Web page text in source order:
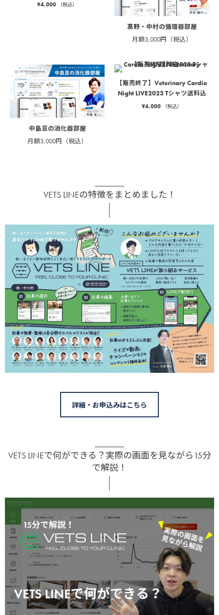
¥4,000 （税込）
髙野・中村の循環器部屋
月額3,000円（税込）
中島亘の消化器部屋
月額3,000円（税込）
【販売終了】Veterinary Cardio
Night LIVE2023 Tシャツ送料込
¥4,000 （税込）
VETS LINEの特徴をまとめました！
詳細・お申込みはこちら
VETS LINEで何ができる？実際の画面を見ながら15分
で解説！